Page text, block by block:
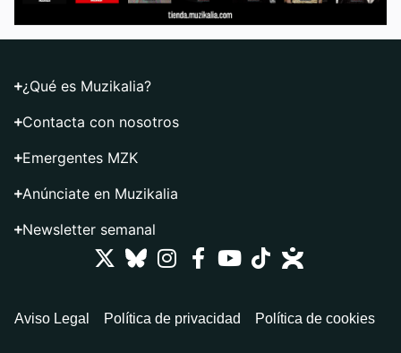
¿Qué es Muzikalia?
Contacta con nosotros
Emergentes MZK
Anúnciate en Muzikalia
Newsletter semanal
Aviso Legal Política de privacidad Política de cookies